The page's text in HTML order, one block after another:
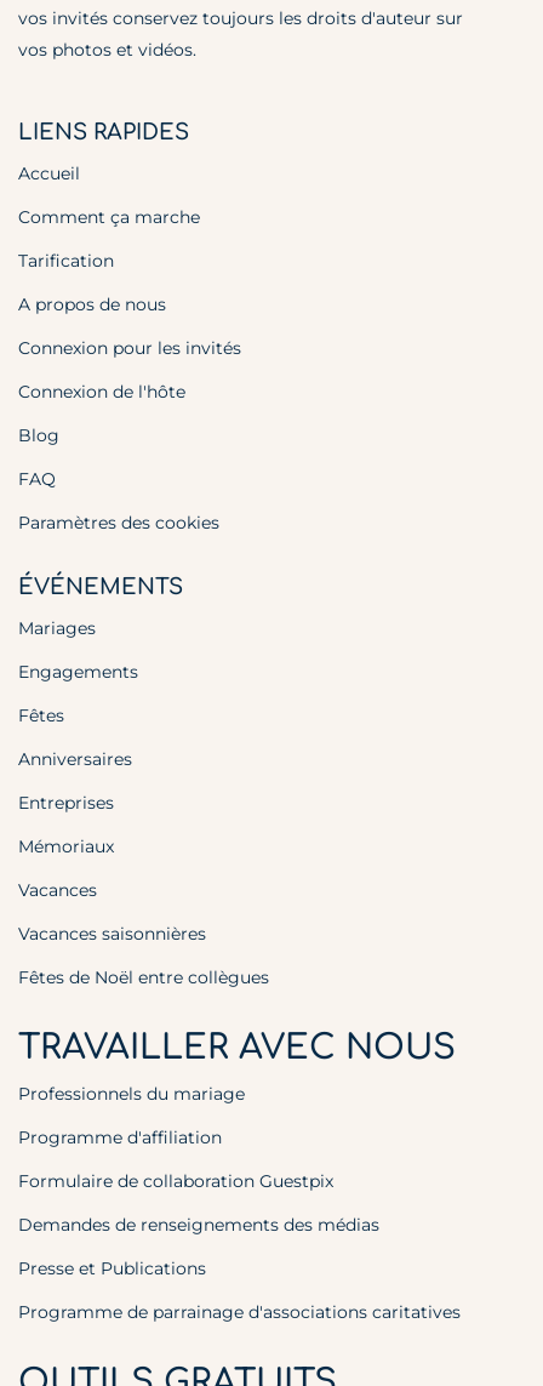
vos invités conservez toujours les droits d'auteur sur
vos photos et vidéos.
LIENS RAPIDES
Accueil
Comment ça marche
Tarification
A propos de nous
Connexion pour les invités
Connexion de l'hôte
Blog
FAQ
Paramètres des cookies
ÉVÉNEMENTS
Mariages
Engagements
Fêtes
Anniversaires
Entreprises
Mémoriaux
Vacances
Vacances saisonnières
Fêtes de Noël entre collègues
TRAVAILLER AVEC NOUS
Professionnels du mariage
Programme d'affiliation
Formulaire de collaboration Guestpix
Demandes de renseignements des médias
Presse et Publications
Programme de parrainage d'associations caritatives